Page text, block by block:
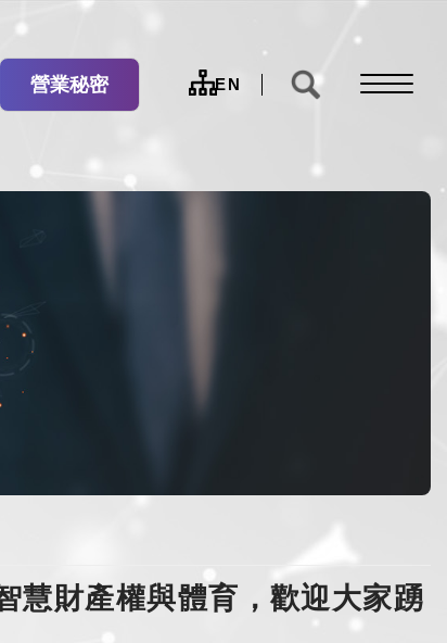
營業秘密
網
EN
財產權與體育，歡迎大家踴